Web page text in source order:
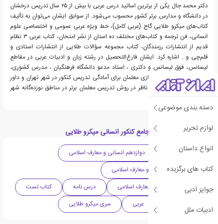
دسته بندی موضوعی
لوازم تحریر
انواع داستان
کتاب های برگزیده
جوایز ادبی
ادبیات ملل
دکتر محمد جال یکی از برترین اساتید درس عربی با بیش از ۲۵ سال تدریس درخشان
در دانشگاه و مدارس برتر کشور محسوب می‌شود. از سوابق ایشان می‌توان به تألیف
کتاب‌های میکرو طلایی گاج (عربی کامل)، خط ویژه عربی عمومی و اختصاصی علوم
انسانی، فن ترجمه و کتاب‌های مختلف ده استان از نشر امتحان، کتاب عربی ۳ نظام
قدیم از انتشارات رزمندگان، کتاب مجموعه سؤالات طلایی از انتشارات استادی و
قلم‌چی و… اشاره کرد. ایشان فارغ‌التحصیل در رشته زبان و ادبیات عربی در مقاطع
لیسانس، فوق لیسانس و دکتری ، استاد مدعو دانشگاه فرهنگیان ، مدرس کشوری،
ضمن خدمت و توانمندسازی معلمان برای آمادگی تدریس کنکور در شهر تهران و داور
جشنواره خوارزمی و داور ناظر در روش تدریس معلمان برتر در مناطق نوزده‌گانه شهر
تهران است.
دسته بندی های عربی جامع کنکور انسانی میکرو طلایی
متوسطه دوم
دوازدهم انسانی و معارف اسلامی
یازدهم علوم انسانی و معارف اسلامی
دهم علوم انسانی و معارف اسلامی
درس نامه
کتاب تست
عربی سری میکرو طلایی